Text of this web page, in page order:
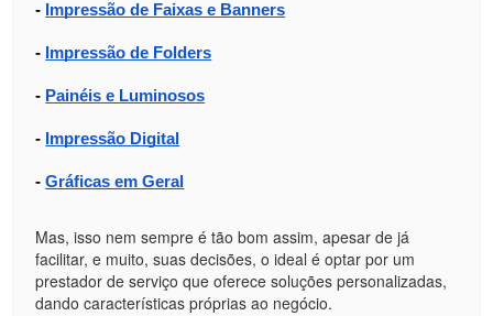
- Impressão de Faixas e Banners
- Impressão de Folders
- Painéis e Luminosos
- Impressão Digital
- Gráficas em Geral
Mas, isso nem sempre é tão bom assim, apesar de já
facilitar, e muito, suas decisões, o ideal é optar por um
prestador de serviço que oferece soluções personalizadas,
dando características próprias ao negócio.